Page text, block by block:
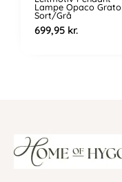
Lampe Opaco Grato
Sort/Grå
699,95 kr.